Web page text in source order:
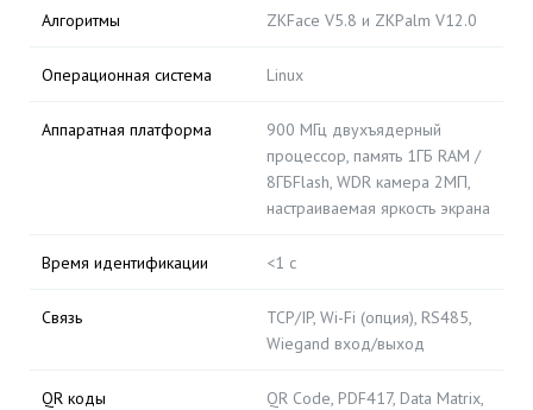
Алгоритмы ZKFace V5.8 и ZKPalm V12.0
Операционная система Linux
Аппаратная платформа
900 МГц двухъядерный
процессор, память 1ГБ RAM /
8ГБFlash, WDR камера 2МП,
настраиваемая яркость экрана
Время идентификации <1 с
Связь
TCP/IP, Wi-Fi (опция), RS485,
Wiegand вход/выход
QR коды
QR Code, PDF417, Data Matrix,